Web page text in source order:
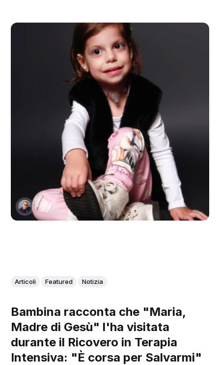
Articoli Featured Notizia
Bambina racconta che "Maria,
Madre di Gesù" l'ha visitata
durante il Ricovero in Terapia
Intensiva: "È corsa per Salvarmi"